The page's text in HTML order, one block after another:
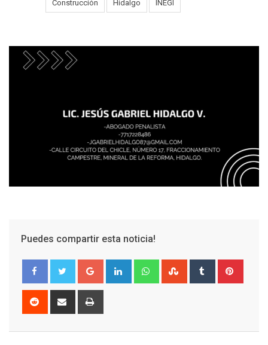
Construcción Hidalgo INEGI
Puedes compartir esta noticia!
Google+ LinkedIn WhatsappStumbleUpon
Tumblr
Reddit
Share